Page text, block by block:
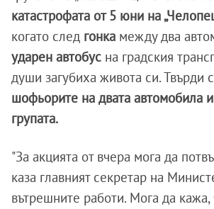
катастрофата от 5 юни на
когато след гонка между два
ударен автобус на градския
души загубиха живота си. Твърди
шофьорите на двата автомобила
групата.
"За акцията от вчера мога да
каза главният секретар на
вътрешните работи. Мога да